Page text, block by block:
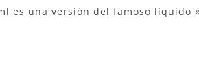
es una versión del famoso líquido